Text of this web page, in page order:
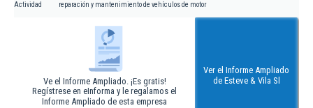
Actividad reparación y mantenimiento de vehículos de motor
Ve el Informe Ampliado. ¡Es gratis!
Regístrese en eInforma y le regalamos el
Informe Ampliado de esta empresa
Ver el Informe Ampliado
de Esteve & Vila Sl